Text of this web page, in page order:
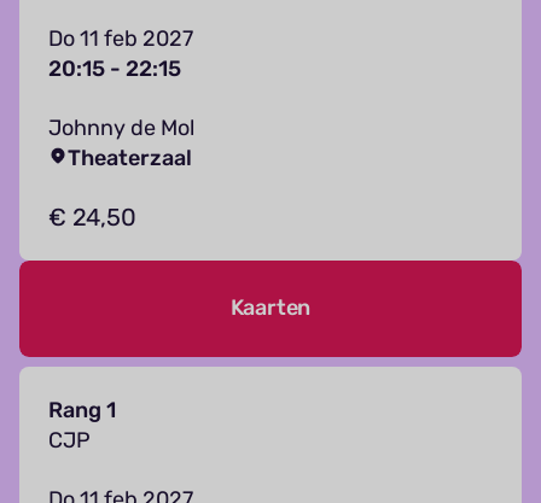
Do 11 feb 2027
20:15 - 22:15
Johnny de Mol
Theaterzaal
€ 24,50
Kaarten
Rang 1
CJP